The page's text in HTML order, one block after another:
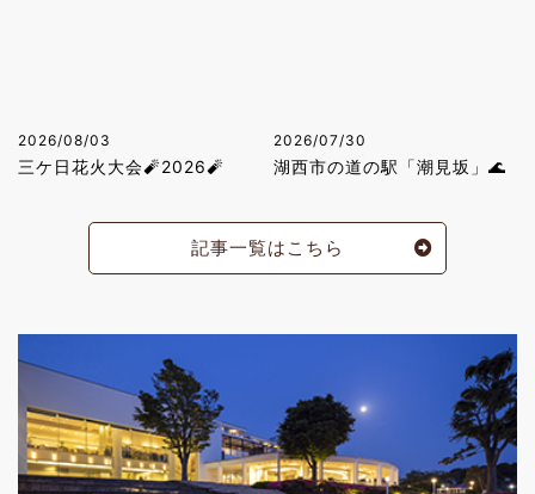
2026/08/03
三ケ日花火大会🧨2026🧨
2026/07/30
湖西市の道の駅「潮見坂」🌊
記事一覧はこちら